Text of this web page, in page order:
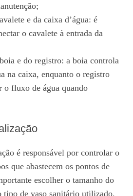
e da caixa d’água: é
o cavalete à entrada da
e do registro: a boia controla
na caixa, enquanto o registro
o fluxo de água quando
é responsável por controlar o
que abastecem os pontos de
escolher o tamanho do
tipo de vaso sanitário utilizado.